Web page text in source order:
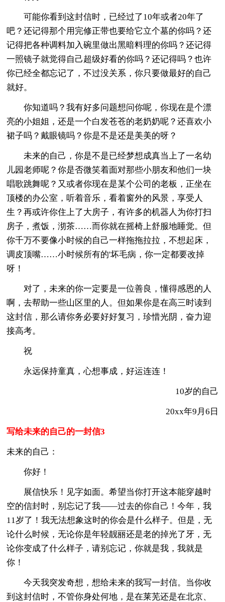
可能你看到这封信时，已经过了10年或者20年了
吧？还记得那个用完修正带也要给它立个墓的你吗？还
记得把各种调料加入碗里做出黑暗料理的你吗？还记得
一照镜子就觉得自己超级好看的你吗？还记得吗？也许
你已经全都忘记了，不过没关系，你只要做最好的自己
就好。
你知道吗？我有好多问题想问你呢，你现在是个漂
亮的小姐姐，还是一个白发苍苍的老奶奶呢？还喜欢小
裙子吗？戴眼镜吗？你是不是还是美美的呀？
未来的自己，你是不是已经梦想成真当上了一名幼
儿园老师呢？你是否微笑着面对那些小朋友和他们一块
唱歌跳舞呢？又或者你现在是某个公司的老板，正坐在
顶楼的办公室，听着音乐，看着窗外的风景，享受人
生？再或许你住上了大房子，有许多的机器人为你打扫
房子，煮饭，沏茶……而你就在摇椅上舒服地睡觉。但
你千万不要像小时候的自己一样拖拖拉拉，不想起床，
调皮顶嘴……小时候所有的'坏毛病，你一定都要改掉
呀！
对了，未来的你一定要是一位善良，懂得感恩的人
啊，去帮助一些山区里的人。但如果你是在高三时读到
这封信，那么请你务必要好好复习，珍惜光阴，奋力迎
接高考。
祝
永远保持童真，心想事成，好运连连！
10岁的自己
20xx年9月6日
写给未来的自己的一封信3
未来的自己：
你好！
展信快乐！见字如面。希望当你打开这本能穿越时
空的信封时，别忘记了我——过去的你自己！今年，我
11岁了！我无法想象这时的你会是什么样子。但是，无
论什么时候，无论你是年轻靓丽还是老的掉光了牙，无
论你变成了什么样子，请别忘记，你就是我，我就是
你！
今天我突发奇想，想给未来的我写一封信。当你收
到这封信时，不管你身处何地，是在莱芜还是在北京、